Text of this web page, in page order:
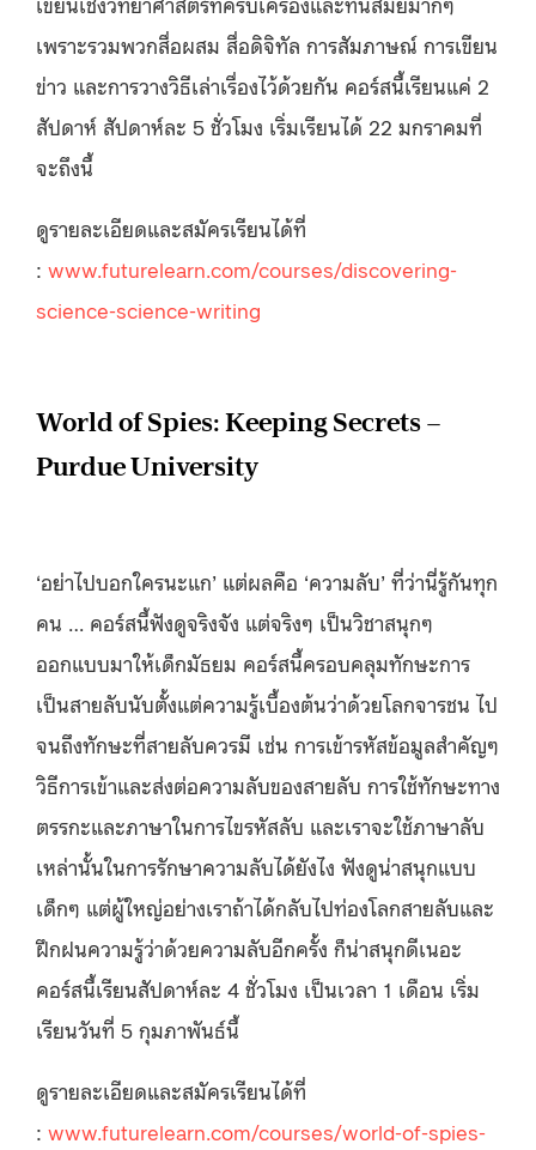
เพราะรวมพวกสื่อผสม สื่อดิจิทัล การสัมภาษณ์ การเขียน
ข่าว และการวางวิธีเล่าเรื่องไว้ด้วยกัน คอร์สนี้เรียนแค่ 2
สัปดาห์ สัปดาห์ละ 5 ชั่วโมง เริ่มเรียนได้ 22 มกราคมที่
จะถึงนี้
ดูรายละเอียดและสมัครเรียนได้ที่
: www.futurelearn.com/courses/discovering-
science-science-writing
World of Spies: Keeping Secrets –
Purdue University
‘อย่าไปบอกใครนะแก’ แต่ผลคือ ‘ความลับ’ ที่ว่านี่รู้กันทุก
คน … คอร์สนี้ฟังดูจริงจัง แต่จริงๆ เป็นวิชาสนุกๆ
ออกแบบมาให้เด็กมัธยม คอร์สนี้ครอบคลุมทักษะการ
เป็นสายลับนับตั้งแต่ความรู้เบื้องต้นว่าด้วยโลกจารชน ไป
จนถึงทักษะที่สายลับควรมี เช่น การเข้ารหัสข้อมูลสำคัญๆ
วิธีการเข้าและส่งต่อความลับของสายลับ การใช้ทักษะทาง
ตรรกะและภาษาในการไขรหัสลับ และเราจะใช้ภาษาลับ
เหล่านั้นในการรักษาความลับได้ยังไง ฟังดูน่าสนุกแบบ
เด็กๆ แต่ผู้ใหญ่อย่างเราถ้าได้กลับไปท่องโลกสายลับและ
ฝึกฝนความรู้ว่าด้วยความลับอีกครั้ง ก็น่าสนุกดีเนอะ
คอร์สนี้เรียนสัปดาห์ละ 4 ชั่วโมง เป็นเวลา 1 เดือน เริ่ม
เรียนวันที่ 5 กุมภาพันธ์นี้
ดูรายละเอียดและสมัครเรียนได้ที่
: www.futurelearn.com/courses/world-of-spies-